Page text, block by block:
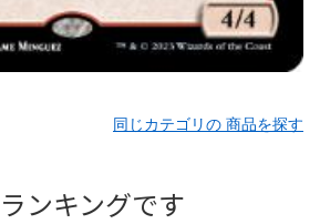
同じカテゴリの 商品を探す
ンキングです